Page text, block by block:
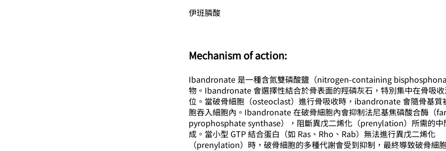
伊班膦酸
Mechanism of action:
Ibandronate 是一種含氮雙磷酸鹽（nitrogen-containing
物。Ibandronate 會選擇性結合於骨表面的羥磷灰石，特別集中在骨吸
位。當破骨細胞（osteoclast）進行骨吸收時，ibandronate 會隨骨基質
胞吞入細胞內。Ibandronate 在破骨細胞內會抑制法尼基焦磷酸合酶（
pyrophosphate synthase），阻斷異戊二烯化（prenylation）所需的中
成。當小型 GTP 結合蛋白（如 Ras、Rho、Rab）無法進行異戊二烯化
（prenylation）時，破骨細胞的多種代謝會受到抑制，最終導致破骨細